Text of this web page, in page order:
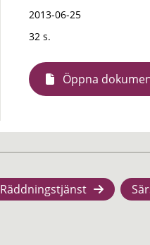
2013-06-25
32 s.
Öppna
Räddningstjänst